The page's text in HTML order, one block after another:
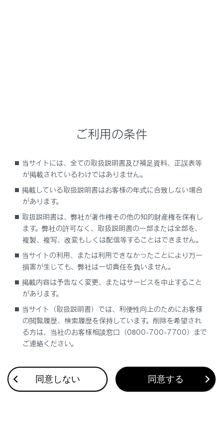
にフロントフォグランプを、後続車に自車の存在を知ら
操作のしかた
合わせて見られているページ
クリアランスソナー
PCS（プリクラッシュセーフティ）
LTA（レーントレーシングアシスト）
このページは役に立ちましたか？
ご利用の条件
当サイトには、全ての取扱説明書及び補足資料、正誤表等
が掲載されているわけではありません。
掲載している取扱説明書はお客様の年式に合致しない場合
があります。
取扱説明書は、弊社が著作権その他の知的財産権を保有し
ます。弊社の許可なく、取扱説明書の一部または全部を、
複製、複写、改変もしくは配信等することはできません。
当サイトの利用、または利用できなかったことにより万一
損害が生じても、弊社は一切責任を負いません。
掲載内容は予告なく変更、またはサービスを中止すること
があります。
当サイト（取扱説明書）では、利便性向上のためにお客様
の閲覧履歴、検索履歴を保持しています。削除を希望され
る方は、当社のお客様相談窓口（0800-700-7700）まで
ご連絡ください。
同意しない 同意する